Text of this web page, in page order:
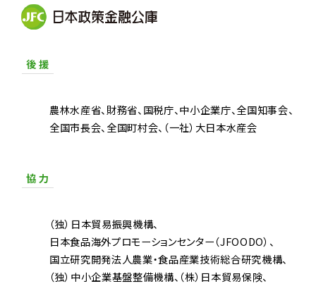
後 援
農林水産省 財務省 国税庁 中小企業庁 全国知事会
全国市長会 全国町村会 （一社）大日本水産会
協 力
（独）日本貿易振興機構
日本食品海外プロモーションセンター（JFOODO）
国立研究開発法人農業・食品産業技術総合研究機構
（独）中小企業基盤整備機構 （株）日本貿易保険